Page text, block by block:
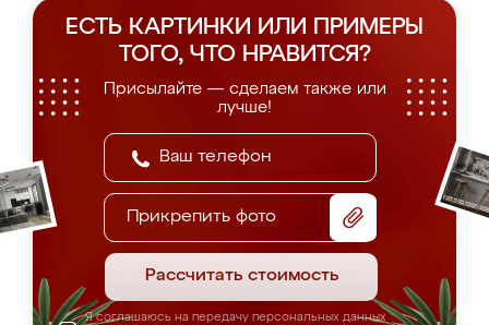
ЕСТЬ КАРТИНКИ ИЛИ ПРИМЕРЫ
ТОГО, ЧТО НРАВИТСЯ?
Присылайте — сделаем также или
лучше!
Прикрепить фото
Рассчитать стоимость
Я соглашаюсь на передачу персональных данных